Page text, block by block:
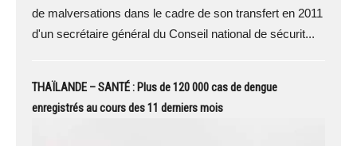
de malversations dans le cadre de son transfert en 2011
d'un secrétaire général du Conseil national de sécurit...
THAÏLANDE – SANTÉ : Plus de 120 000 cas de dengue
enregistrés au cours des 11 derniers mois